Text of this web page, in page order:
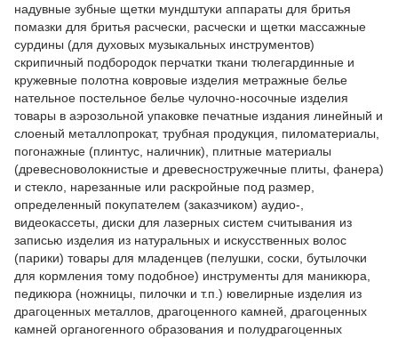
надувные зубные щетки мундштуки аппараты для бритья
помазки для бритья расчески, расчески и щетки массажные
сурдины (для духовых музыкальных инструментов)
скрипичный подбородок перчатки ткани тюлегардинные и
кружевные полотна ковровые изделия метражные белье
нательное постельное белье чулочно-носочные изделия
товары в аэрозольной упаковке печатные издания линейный и
слоеный металлопрокат, трубная продукция, пиломатериалы,
погонажные (плинтус, наличник), плитные материалы
(древесноволокнистые и древесностружечные плиты, фанера)
и стекло, нарезанные или раскройные под размер,
определенный покупателем (заказчиком) аудио-,
видеокассеты, диски для лазерных систем считывания из
записью изделия из натуральных и искусственных волос
(парики) товары для младенцев (пелушки, соски, бутылочки
для кормления тому подобное) инструменты для маникюра,
педикюра (ножницы, пилочки и т.п.) ювелирные изделия из
драгоценных металлов, драгоценного камней, драгоценных
камней органогенного образования и полудрагоценных